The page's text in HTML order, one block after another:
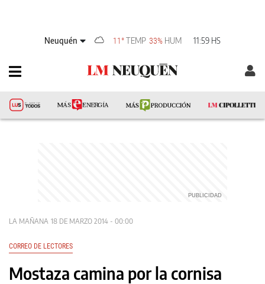
Neuquén 11°TEMP 33% HUM 11:59 HS
LA MAÑANA 18 DE MARZO 2014 - 00:00
CORREO DE LECTORES
Mostaza camina por la cornisa